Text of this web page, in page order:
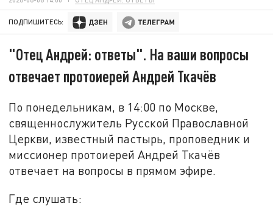
ПОДПИШИТЕСЬ:
"Отец Андрей: ответы". На ваши вопросы
отвечает протоиерей Андрей Ткачёв
По понедельникам, в 14:00 по Москве,
священнослужитель Русской Православной
Церкви, известный пастырь, проповедник и
миссионер протоиерей Андрей Ткачёв
отвечает на вопросы в прямом эфире.
Где слушать: